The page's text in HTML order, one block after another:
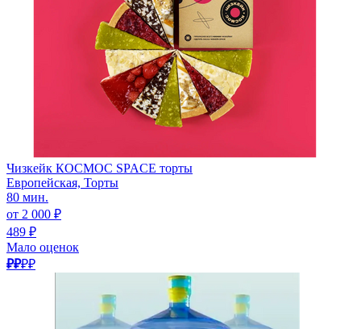
Чизкейк КОСМОС SPACE торты
Европейская, Торты
80 мин.
от 2 000 ₽
489 ₽
Мало оценок
₽₽₽₽